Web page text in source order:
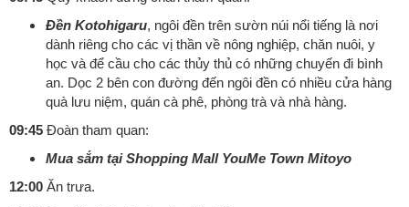
Đền Kotohigaru, ngôi đền trên sườn núi nổi tiếng là nơi
dành riêng cho các vị thần về nông nghiệp, chăn nuôi, y
học và để cầu cho các thủy thủ có những chuyến đi bình
an. Dọc 2 bên con đường đến ngôi đền có nhiều cửa hàng
quà lưu niệm, quán cà phê, phòng trà và nhà hàng.
09:45 Đoàn tham quan:
Mua sắm tại Shopping Mall YouMe Town Mitoyo
12:00 Ăn trưa.